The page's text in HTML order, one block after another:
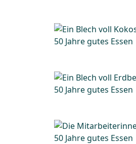
50 Jahre gutes Essen
50 Jahre gutes Essen
50 Jahre gutes Essen